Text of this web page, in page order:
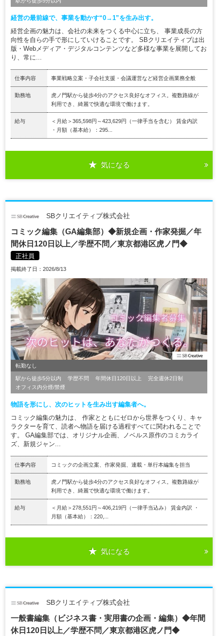
経営の最前線で、事業を動かす“0→1”を生み出す。
経営企画の魅力は、会社の未来をつくる中心に立ち、 事業成長の方
向性を自らの手で形にしていけることです。 SBクリエイティブは出
版・Webメディア・デジタルコンテンツなど多様な事業を展開してお
り、常に...
仕事内容 事業戦略立案・子会社支援・会議運営など経営企画業務全般
勤務地
虎ノ門駅から徒歩4分のアクセス良好なオフィス。複数路線が
利用でき、綺麗で快適な環境で働けます。
給与
＜月給＞365,598円～423,629円（一律手当を含む） 賃金内訳
・月額（基本給）：295...
気になる
SBクリエイティブ株式会社
コミック編集（GA編集部）◆新規企画・作家発掘／年
間休日120日以上／学歴不問／東京都港区虎ノ門◆
正社員
掲載終了日：2026/8/13
転勤なし
駅から徒歩5分以内 学歴不問 年間休日120日以上
完全週休2日制
オフィス内分煙/禁煙
物語を形にし、次のヒットを生み出す編集者へ。
コミック編集の魅力は、 作家とともにゼロから世界をつくり、キャ
ラクターを育て、読者へ物語を届ける過程すべてに関われることで
す。 GA編集部では、オリジナル企画、ノベルス原作のコミカライ
ズ、新規ジャン...
仕事内容 コミックの企画立案、作家発掘、連載・単行本編集を担当
勤務地
虎ノ門駅から徒歩4分のアクセス良好なオフィス。複数路線が
利用でき、綺麗で快適な環境で働けます。
給与
＜月給＞278,551円～406,219円（一律手当込み） 賃金内訳 ・
月額（基本給）：220,...
気になる
SBクリエイティブ株式会社
一般書編集（ビジネス書・実用書の企画・編集）◆年間
休日120日以上／学歴不問／東京都港区虎ノ門◆